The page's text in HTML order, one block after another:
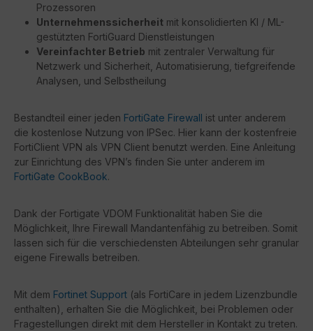
Prozessoren
Unternehmenssicherheit mit konsolidierten KI / ML-
gestützten FortiGuard Dienstleistungen
Vereinfachter Betrieb mit zentraler Verwaltung für
Netzwerk und Sicherheit, Automatisierung, tiefgreifende
Analysen, und Selbstheilung
Bestandteil einer jeden FortiGate Firewall ist unter anderem
die kostenlose Nutzung von IPSec. Hier kann der kostenfreie
FortiClient VPN als VPN Client benutzt werden. Eine Anleitung
zur Einrichtung des VPN’s finden Sie unter anderem im
FortiGate CookBook.
Dank der Fortigate VDOM Funktionalität haben Sie die
Möglichkeit, Ihre Firewall Mandantenfähig zu betreiben. Somit
lassen sich für die verschiedensten Abteilungen sehr granular
eigene Firewalls betreiben.
Mit dem Fortinet Support (als FortiCare in jedem Lizenzbundle
enthalten), erhalten Sie die Möglichkeit, bei Problemen oder
Fragestellungen direkt mit dem Hersteller in Kontakt zu treten.